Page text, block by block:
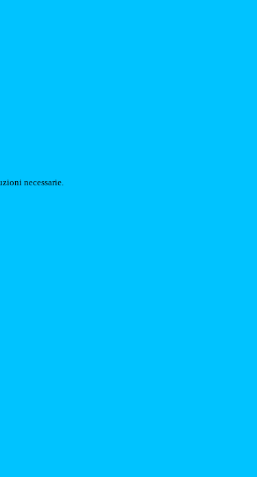
necessarie.